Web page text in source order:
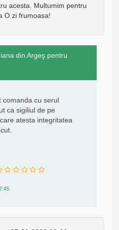
acesta. Multumim pentru
O zi frumoasa!
din Argeş pentru
comanda cu serul
ca sigiliul de pe
atesta integritatea